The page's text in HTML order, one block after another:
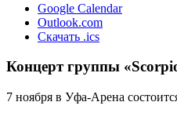
Google Calendar
Outlook.com
Скачать .ics
Концерт группы
7 ноября в Уфа-Арена